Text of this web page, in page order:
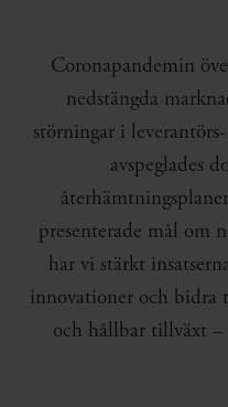
Coronapandemin
nedstängda
störningar i
avspeglades
presenterade mål om
har vi stärkt
innovationer och bidra
och hållbar tillväxt –